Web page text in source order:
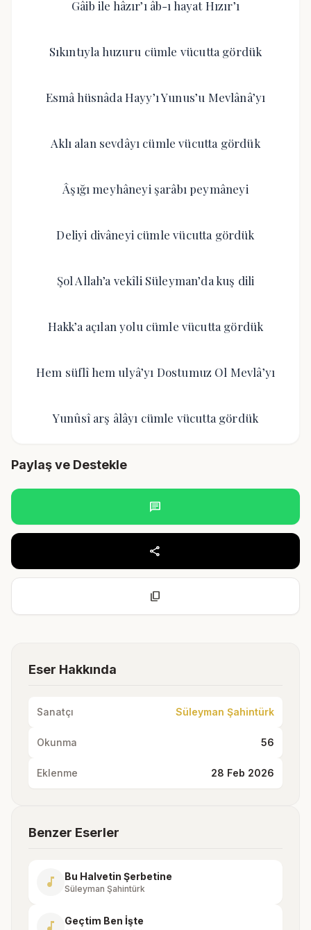
Gâib ile hâzır’ı âb-ı hayat Hızır’ı
Sıkıntıyla huzuru cümle vücutta gördük
Esmâ hüsnâda Hayy’ı Yunus’u Mevlânâ’yı
Aklı alan sevdâyı cümle vücutta gördük
Âşığı meyhâneyi şarâbı peymâneyi
Deliyi divâneyi cümle vücutta gördük
Şol Allah’a vekîli Süleyman’da kuş dili
Hakk’a açılan yolu cümle vücutta gördük
Hem süflî hem ulyâ’yı Dostumuz Ol Mevlâ’yı
Yunûsî arş âlâyı cümle vücutta gördük
Paylaş ve Destekle
chat
share
content_copy
Eser Hakkında
Sanatçı Süleyman Şahintürk
Okunma 56
Eklenme 28 Feb 2026
Benzer Eserler
music_note Bu Halvetin Şerbetine
Süleyman Şahintürk
music_note Geçtim Ben İşte